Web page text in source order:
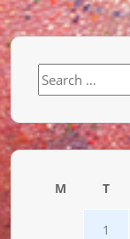
Search
for:
M T
1